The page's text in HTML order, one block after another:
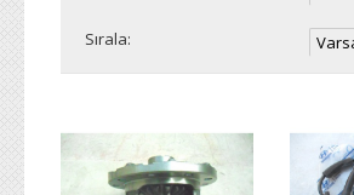
Sırala: